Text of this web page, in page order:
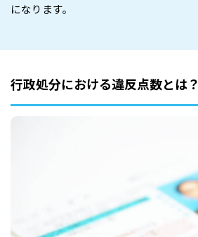
になります。
行政処分における違反点数とは？